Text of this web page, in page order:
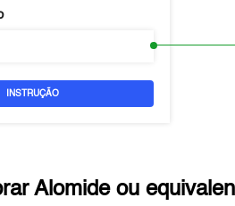
INSTRUÇÃO
Alomideou